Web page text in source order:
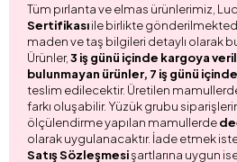
Tüm pırlanta ve elmas ürünlerimiz,
Sertifikasıile birlikte
maden ve taş bilgileri detaylı olarak
Ürünler,3 iş günü içinde kargoya
bulunmayan ürünler, 7 iş günü içinde
teslim edilecektir. Üretilen
farkı oluşabilir. Yüzük grubu
ölçülendirme yapılan mamullerde
olarak uygulanacaktır. İade etmek
Satış Sözleşmesişartlarına uygun